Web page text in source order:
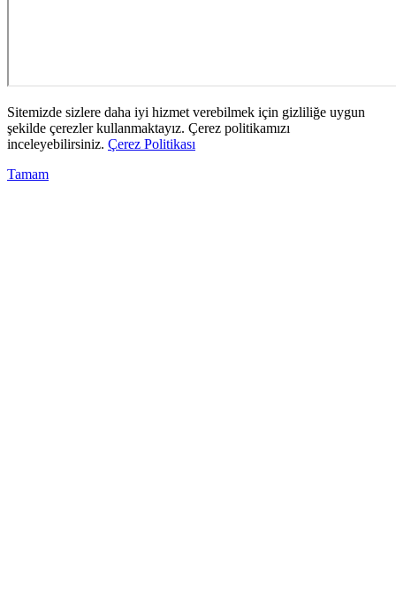
Sitemizde sizlere daha iyi hizmet verebilmek için gizliliğe uygun
şekilde çerezler kullanmaktayız. Çerez politikamızı
inceleyebilirsiniz. Çerez Politikası
Tamam